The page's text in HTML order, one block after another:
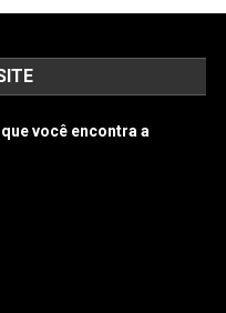
você encontra a